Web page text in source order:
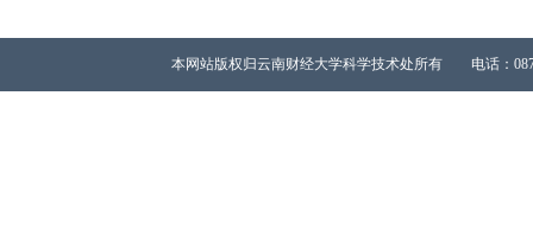
本网站版权归云南财经大学科学技术处所有 电话：